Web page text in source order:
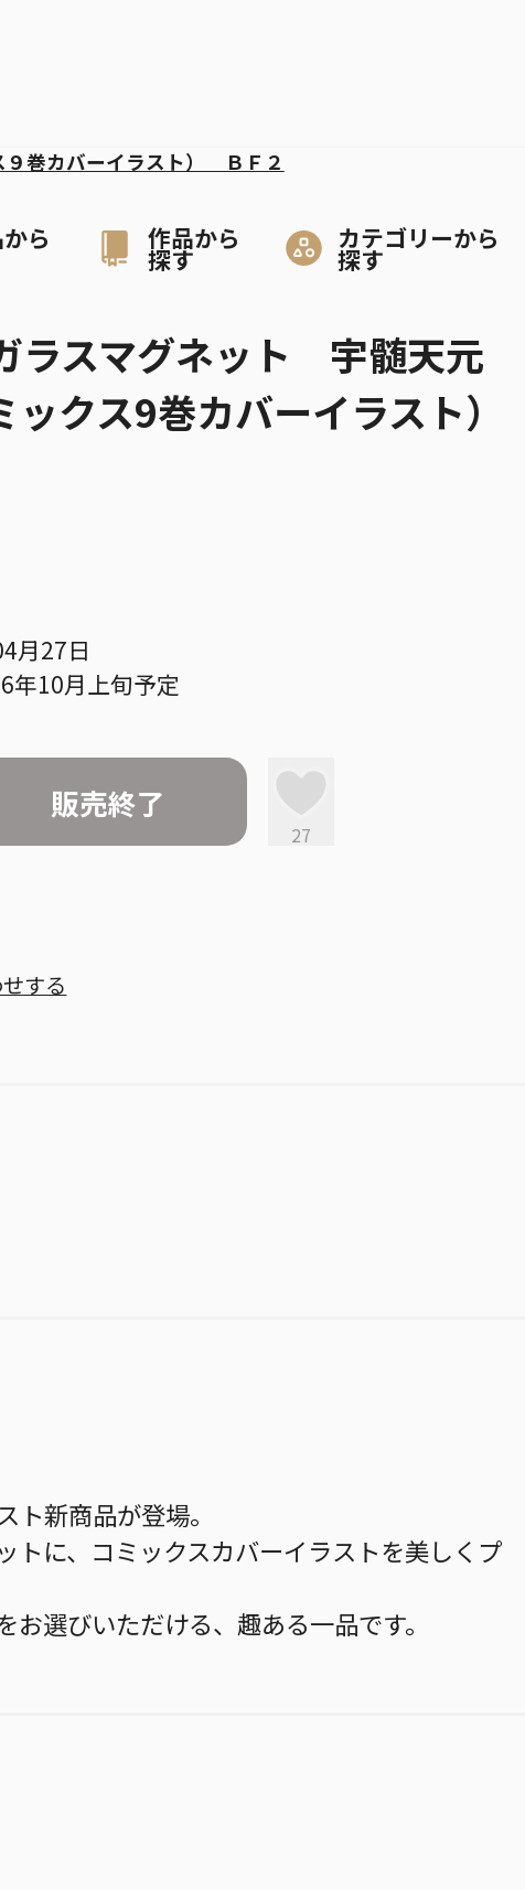
ら 作品から
探す
カテゴリーから
探す
９巻カバーイラスト） ＢＦ２
ラスマグネット 宇髄天元
ックス9巻カバーイラスト）
月27日
年10月上旬予定
販売終了
27
する
ト新商品が登場。
トに、コミックスカバーイラストを美しくプ
お選びいただける、趣ある一品です。